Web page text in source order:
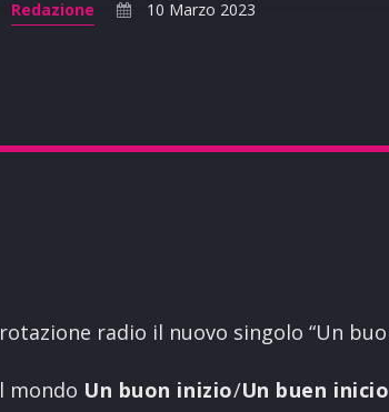
Redazione 10 Marzo 2023
radio il nuovo singolo “Un
mondo Un buon inizio/Un buen inicio